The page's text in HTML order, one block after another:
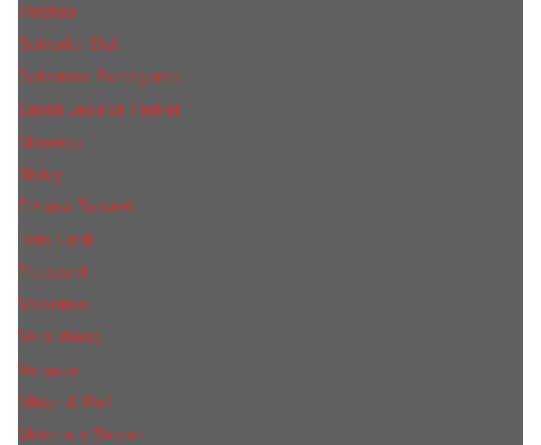
Rochas
Salvador Dali
Salvatore Ferragamo
Sarah Jessica Parker
Shiseido
Sisley
Tiziana Terenzi
Tom Ford
Trussardi
Valentino
Vera Wang
Versace
Viktor & Rolf
Victoria s Secret